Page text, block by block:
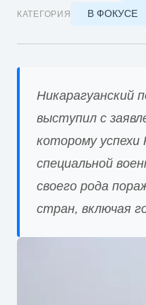
КАТЕГОРИЯ В ФОКУСЕ
Никарагуанский
выступил с
которому успехи
специальной
своего рода
стран, включая